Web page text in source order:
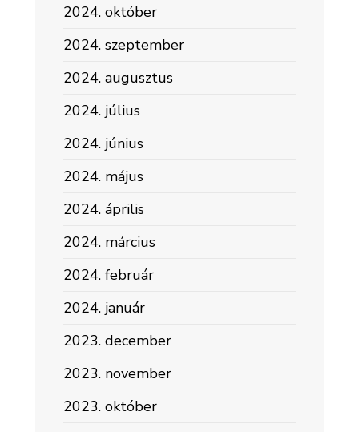
2024. október
2024. szeptember
2024. augusztus
2024. július
2024. június
2024. május
2024. április
2024. március
2024. február
2024. január
2023. december
2023. november
2023. október